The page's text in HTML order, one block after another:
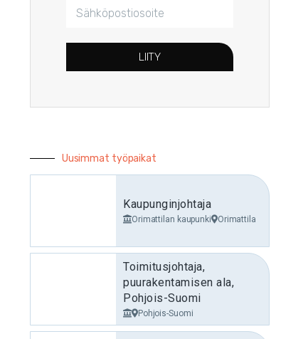
LIITY
Uusimmat työpaikat
Kaupunginjohtaja
Orimattilan kaupunki Orimattila
Toimitusjohtaja,
puurakentamisen ala,
Pohjois-Suomi
Pohjois-Suomi